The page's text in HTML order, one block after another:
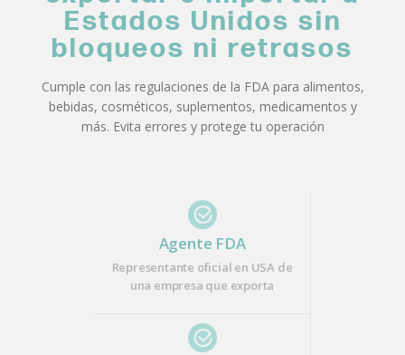
Estados Unidos sin
bloqueos ni retrasos
Cumple con las regulaciones de la FDA para alimentos,
bebidas, cosméticos, suplementos, medicamentos y
más. Evita errores y protege tu operación
Agente FDA
Representante oficial en USA de
una empresa que exporta